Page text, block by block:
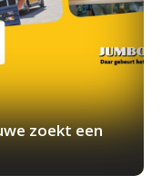
zoekt een